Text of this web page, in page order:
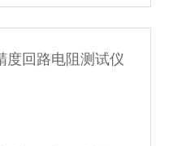
度回路电阻测试仪